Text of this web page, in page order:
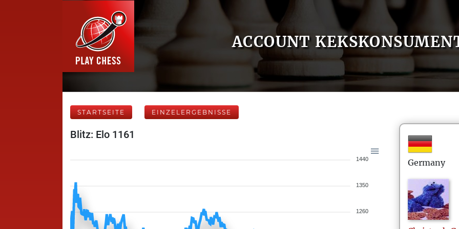
ACCOUNT
STARTSEITE EINZELERGEBNISSE
Blitz: Elo 1161
1440
1350
1260
Germany